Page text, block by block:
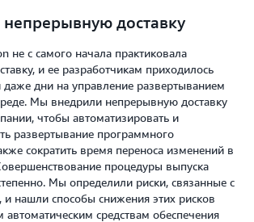
доставку
не с самого начала практиковала
и ее разработчикам приходилось
даже дни на управление развертыванием
Мы внедрили непрерывную доставку
чтобы автоматизировать и
развертывание программного
сократить время переноса изменений в
процедуры выпуска
Мы определили риски, связанные с
и нашли способы снижения этих рисков
средствам обеспечения